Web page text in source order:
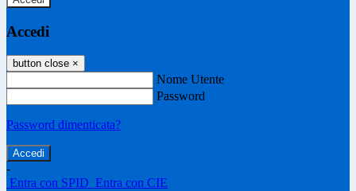
Accedi
button close ×
Nome Utente
Password
Password dimenticata?
-
Entra con SPID Entra con CIE